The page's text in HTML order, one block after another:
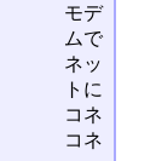
モデ
ムで
ネッ
トに
コネ
コネ